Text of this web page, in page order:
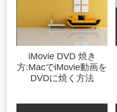
iMovie DVD 焼き
方:MacでiMovie動画を
DVDに焼く方法